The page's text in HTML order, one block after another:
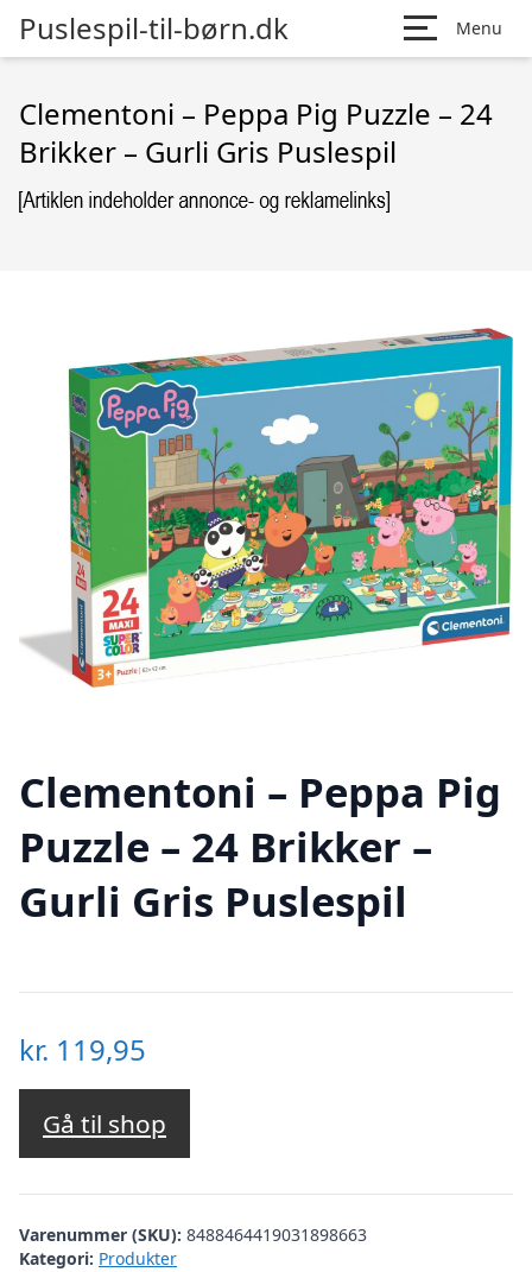
Puslespil-til-børn.dk Menu
Clementoni – Peppa Pig Puzzle – 24
Brikker – Gurli Gris Puslespil
Clementoni – Peppa Pig
Puzzle – 24 Brikker –
Gurli Gris Puslespil
kr. 119,95
Gå til shop
Varenummer (SKU): 8488464419031898663
Kategori: Produkter